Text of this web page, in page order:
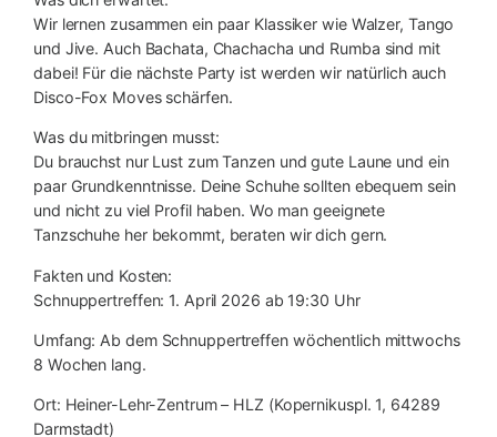
Wir lernen zusammen ein paar Klassiker wie Walzer, Tango
und Jive. Auch Bachata, Chachacha und Rumba sind mit
dabei! Für die nächste Party ist werden wir natürlich auch
Disco-Fox Moves schärfen.
Was du mitbringen musst:
Du brauchst nur Lust zum Tanzen und gute Laune und ein
paar Grundkenntnisse. Deine Schuhe sollten ebequem sein
und nicht zu viel Profil haben. Wo man geeignete
Tanzschuhe her bekommt, beraten wir dich gern.
Fakten und Kosten:
Schnuppertreffen: 1. April 2026 ab 19:30 Uhr
Umfang: Ab dem Schnuppertreffen wöchentlich mittwochs
8 Wochen lang.
Ort: Heiner-Lehr-Zentrum – HLZ (Kopernikuspl. 1, 64289
Darmstadt)